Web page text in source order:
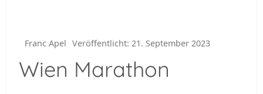
Franc Apel Veröffentlicht: 21. September 2023
Wien Marathon